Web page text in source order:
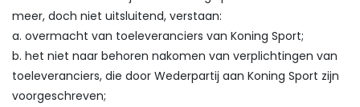
meer, doch niet uitsluitend, verstaan:
a. overmacht van toeleveranciers van Koning Sport;
b. het niet naar behoren nakomen van verplichtingen van
toeleveranciers, die door Wederpartij aan Koning Sport zijn
voorgeschreven;